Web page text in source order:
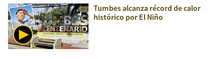
Tumbes alcanza récord de calor
histórico por El Niño